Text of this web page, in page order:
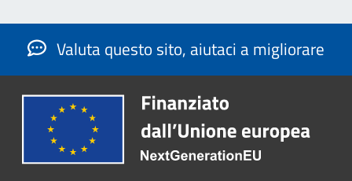
Valuta questo sito, aiutaci a migliorare